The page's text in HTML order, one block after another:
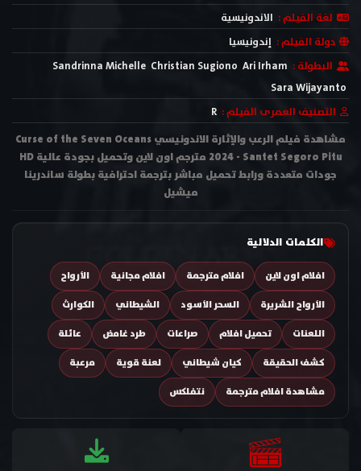
لغة الفيلم : الاندونيسية
دولة الفيلم : إندونيسيا
البطولة : Ari Irham
Christian Sugiono
Sandrinna Michelle
Sara Wijayanto
التصنيف العمرى الفيلم : R
مشاهدة فيلم الرعب والإثارة الاندونيسي Curse of the Seven Oceans
2024 - Santet Segoro Pitu مترجم اون لاين وتحميل بجودة عالية HD
جودات متعددة ورابط تحميل مباشر بترجمة احترافية بطولة ساندرينا
ميشيل
الكلمات الدلالية
افلام اون لاين افلام مترجمة افلام مجانية
الأرواح
الأرواح الشريرة
السحر الأسود الشيطاني
الكوارث
اللعنات
تحميل افلام صراعات طرد غامض
عائلة
كشف الحقيقة
كيان شيطاني لعنة قوية
مرعبة
مشاهدة افلام مترجمة
نتفلكس